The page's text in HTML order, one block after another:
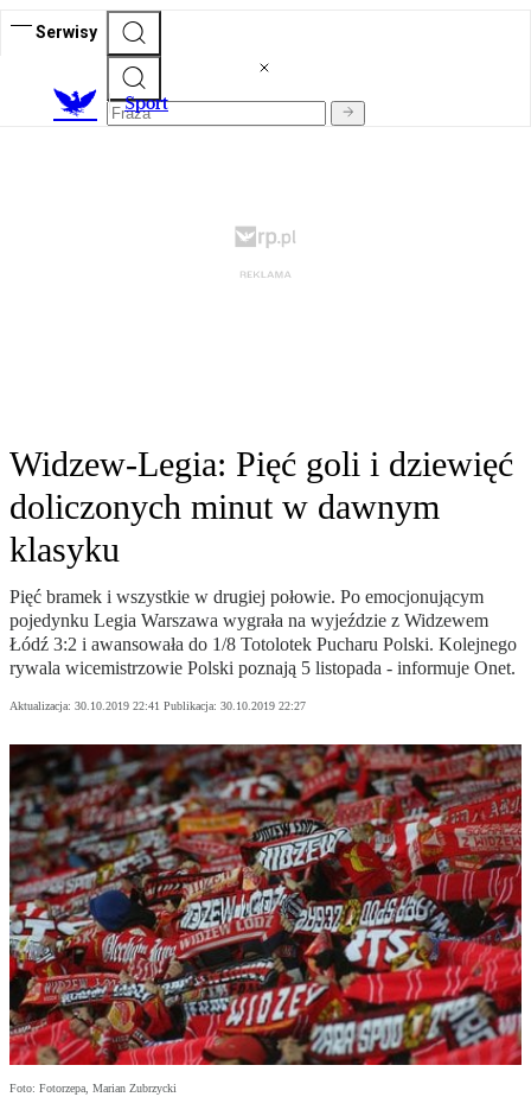
Serwisy
Sport
Widzew-Legia: Pięć goli i dziewięć
doliczonych minut w dawnym
klasyku
Pięć bramek i wszystkie w drugiej połowie. Po emocjonującym
pojedynku Legia Warszawa wygrała na wyjeździe z Widzewem
Łódź 3:2 i awansowała do 1/8 Totolotek Pucharu Polski. Kolejnego
rywala wicemistrzowie Polski poznają 5 listopada - informuje Onet.
Aktualizacja: 30.10.2019 22:41 Publikacja: 30.10.2019 22:27
Foto: Fotorzepa, Marian Zubrzycki